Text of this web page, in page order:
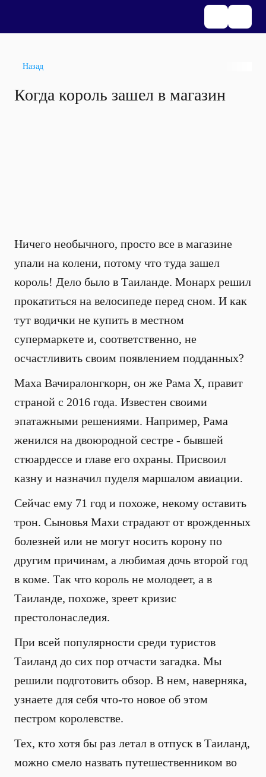
Назад
Когда король зашел в магазин
Ничего необычного, просто все в магазине
упали на колени, потому что туда зашел
король! Дело было в Таиланде. Монарх решил
прокатиться на велосипеде перед сном. И как
тут водички не купить в местном
супермаркете и, соответственно, не
осчастливить своим появлением подданных?
Маха Вачиралонгкорн, он же Рама X, правит
страной с 2016 года. Известен своими
эпатажными решениями. Например, Рама
женился на двоюродной сестре - бывшей
стюардессе и главе его охраны. Присвоил
казну и назначил пуделя маршалом авиации.
Сейчас ему 71 год и похоже, некому оставить
трон. Сыновья Махи страдают от врожденных
болезней или не могут носить корону по
другим причинам, а любимая дочь второй год
в коме. Так что король не молодеет, а в
Таиланде, похоже, зреет кризис
престолонаследия.
При всей популярности среди туристов
Таиланд до сих пор отчасти загадка. Мы
решили подготовить обзор. В нем, наверняка,
узнаете для себя что-то новое об этом
пестром королевстве.
Тех, кто хотя бы раз летал в отпуск в Таиланд,
можно смело назвать путешественником во